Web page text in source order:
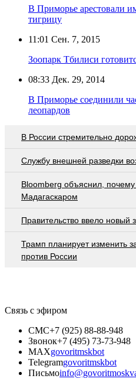
В Приморье арестовали
тигрицу
11:01 Сен. 7, 2015
Зоопарк Тбилиси
08:33 Дек. 29, 2014
В Приморье соединили
леопардов
В России стремительно
Службу внешней разведки
Bloomberg объяснил,
Мадагаскаром
Правительство ввело новый
Трамп планирует изменить
против России
Связь с эфиром
СМС+7 (925) 88-88-948
Звонок+7 (495) 73-73-948
MAXgovoritmskbot
Telegramgovoritmskbot
Письмо